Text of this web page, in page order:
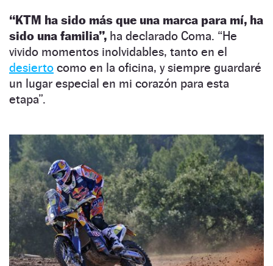
“KTM ha sido más que una marca para mí, ha
sido una familia”, ha declarado Coma. “He
vivido momentos inolvidables, tanto en el
desierto como en la oficina, y siempre guardaré
un lugar especial en mi corazón para esta
etapa”.